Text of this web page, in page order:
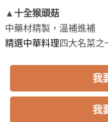
▲十全猴頭菇
中藥材精製，溫補進補
精選中華料理 四大名菜之
我
我